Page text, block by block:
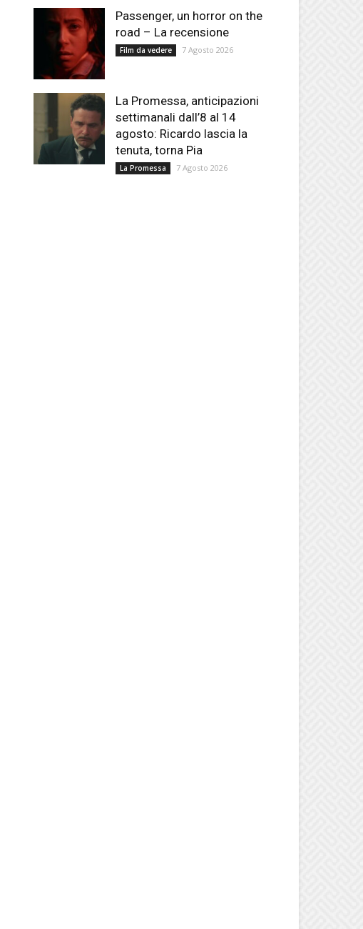
Passenger, un horror on the
road – La recensione
Film da vedere 7 Agosto 2026
La Promessa, anticipazioni
settimanali dall’8 al 14
agosto: Ricardo lascia la
tenuta, torna Pia
La Promessa 7 Agosto 2026